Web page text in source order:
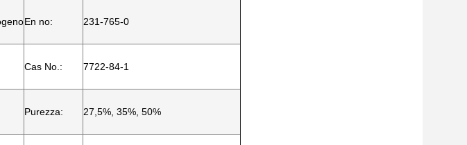
En no: 231-765-0
Cas No.: 7722-84-1
Purezza: 27,5%, 35%, 50%